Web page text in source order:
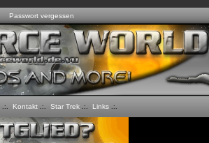
Passwort vergessen
.:. Kontakt .:. Star Trek .:. Links .:.